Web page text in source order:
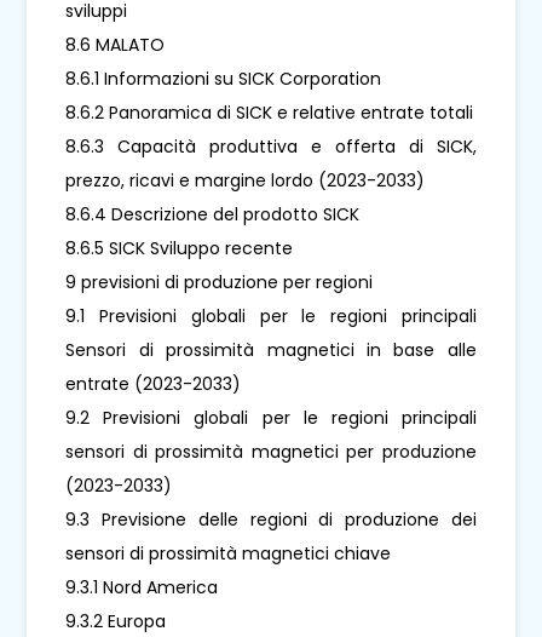
sviluppi
8.6 MALATO
8.6.1 Informazioni su SICK Corporation
8.6.2 Panoramica di SICK e relative entrate totali
8.6.3 Capacità produttiva e offerta di SICK,
prezzo, ricavi e margine lordo (2023-2033)
8.6.4 Descrizione del prodotto SICK
8.6.5 SICK Sviluppo recente
9 previsioni di produzione per regioni
9.1 Previsioni globali per le regioni principali
Sensori di prossimità magnetici in base alle
entrate (2023-2033)
9.2 Previsioni globali per le regioni principali
sensori di prossimità magnetici per produzione
(2023-2033)
9.3 Previsione delle regioni di produzione dei
sensori di prossimità magnetici chiave
9.3.1 Nord America
9.3.2 Europa